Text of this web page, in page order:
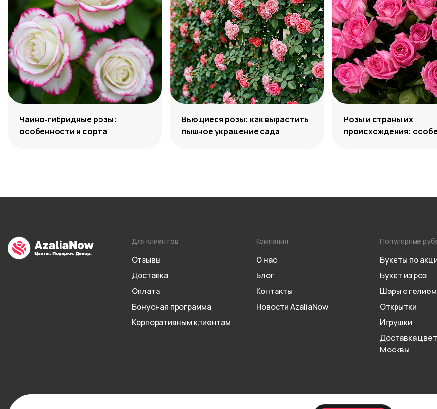
Чайно‑гибридные розы:
особенности и сорта
Вьющиеся розы: как вырастить
пышное украшение сада
Розы и страны их
происхождения:
Для клиентов
Отзывы
Доставка
Оплата
Бонусная программа
Корпоративным клиентам
Компания
О нас
Блог
Контакты
Новости AzaliaNow
Популярные
Букеты по
Букет из роз
Шары с гелием
Открытки
Игрушки
Доставка
Москвы